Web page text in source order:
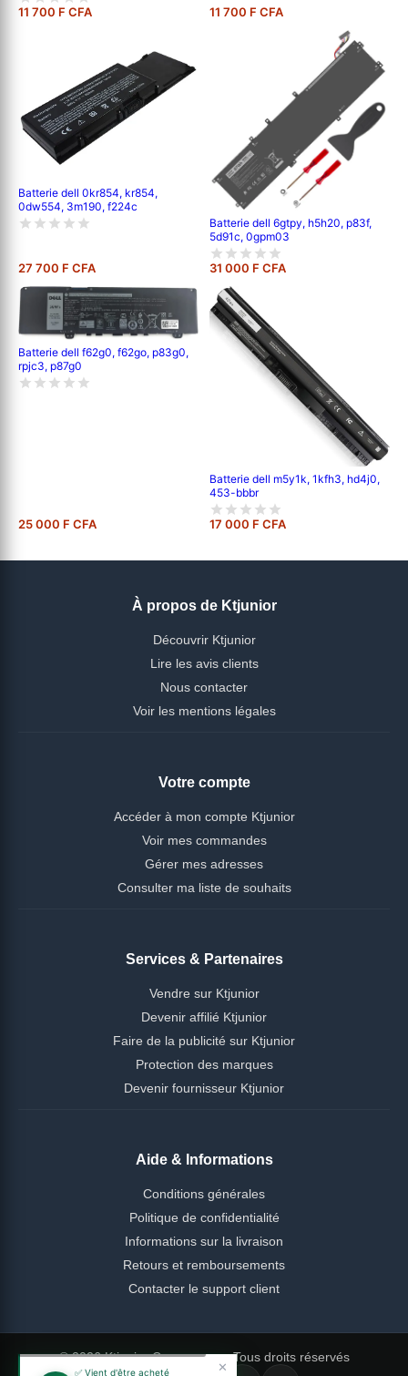
11 700 F CFA 11 700 F CFA
Batterie dell 0kr854, kr854,
0dw554, 3m190, f224c
27 700 F CFA
Batterie dell 6gtpy, h5h20, p83f,
5d91c, 0gpm03
31 000 F CFA
Batterie dell f62g0, f62go, p83g0,
rpjc3, p87g0
25 000 F CFA
Batterie dell m5y1k, 1kfh3, hd4j0,
453-bbbr
17 000 F CFA
À propos de Ktjunior
Découvrir Ktjunior
Lire les avis clients
Nous contacter
Voir les mentions légales
Votre compte
Accéder à mon compte Ktjunior
Voir mes commandes
Gérer mes adresses
Consulter ma liste de souhaits
Services & Partenaires
Vendre sur Ktjunior
Devenir affilié Ktjunior
Faire de la publicité sur Ktjunior
Protection des marques
Devenir fournisseur Ktjunior
Aide & Informations
Conditions générales
Politique de confidentialité
Informations sur la livraison
Retours et remboursements
Contacter le support client
© 2026 Ktjunior Cameroun — Tous droits réservés
✅ Vient d'être acheté ✕